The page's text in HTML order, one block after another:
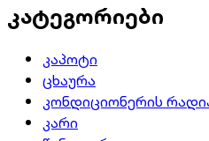
კატეგორიები
კაპოტი
ცხაურა
კონდიციონერის
კარი